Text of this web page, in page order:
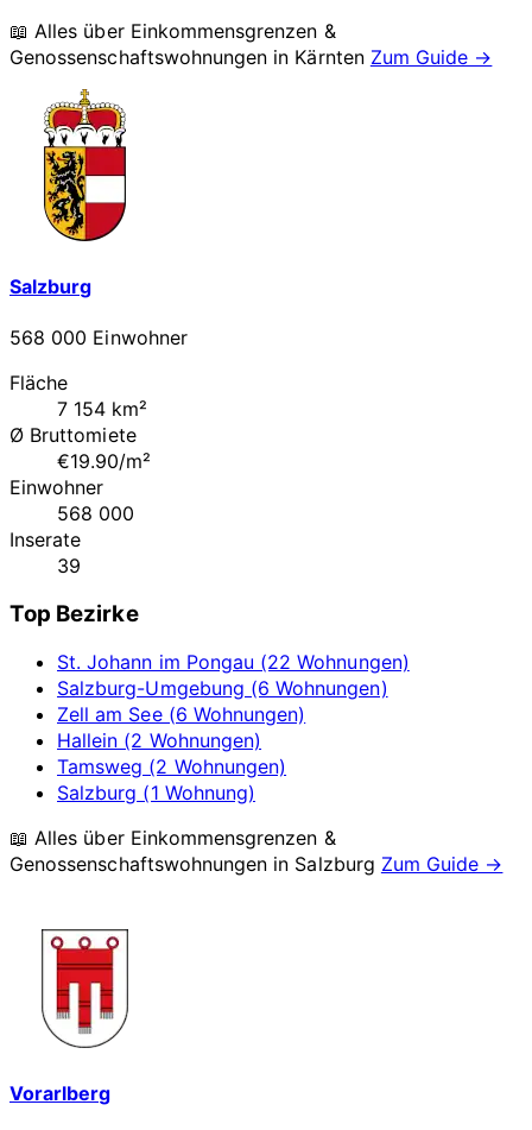
📖 Alles über Einkommensgrenzen &
Genossenschaftswohnungen in Kärnten Zum Guide →
Salzburg
568 000 Einwohner
Fläche
7 154 km²
Ø Bruttomiete
€19.90/m²
Einwohner
568 000
Inserate
39
Top Bezirke
St. Johann im Pongau (22 Wohnungen)
Salzburg-Umgebung (6 Wohnungen)
Zell am See (6 Wohnungen)
Hallein (2 Wohnungen)
Tamsweg (2 Wohnungen)
Salzburg (1 Wohnung)
📖 Alles über Einkommensgrenzen &
Genossenschaftswohnungen in Salzburg Zum Guide →
Vorarlberg